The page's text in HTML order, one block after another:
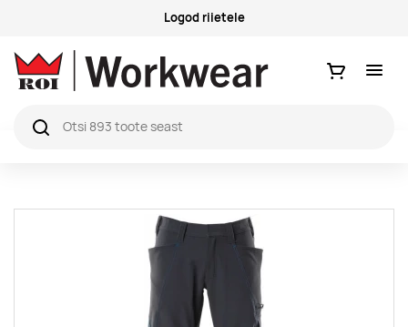
Küsimused ja vastused
Ostukorv